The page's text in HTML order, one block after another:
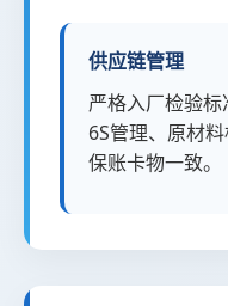
供应链管理
严格入厂检验
6S管理、原材
保账卡物一致。